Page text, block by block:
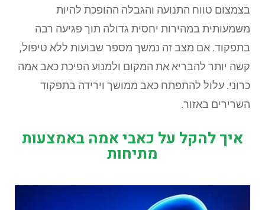
בצמצום טווח התנועה והגבלה ההופכת להיות
משמעותית במהירות יחסית גדולה תוך פגיעה רבה
בתפקוד. אם מצב זה נמשך מספר שבועות ללא טיפול,
קשה יותר להבריא את המקום ולמנוע הפיכת כאב אמה
כרוני. עלול להתפתח כאב ממושך וירידה בתפקוד
השרירים באזור.
איך להקל על כאבי אמה באמצעות
מתיחות